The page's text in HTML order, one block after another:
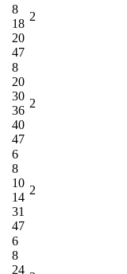
8
18
20
47
2
8
20
30
36
40
47
2
6
8
10
14
31
47
2
6
8
24